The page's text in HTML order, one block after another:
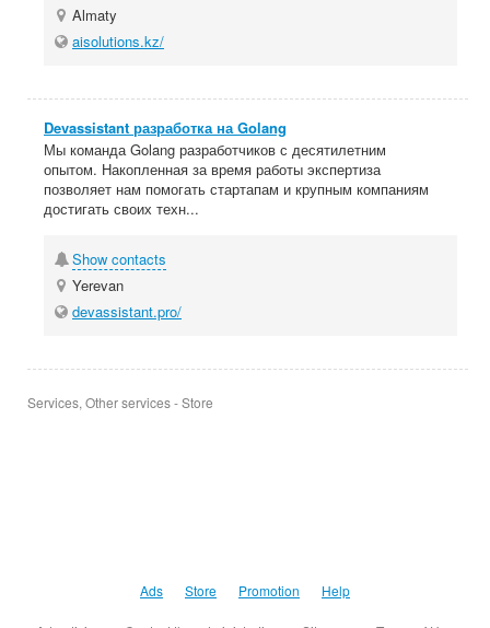
Almaty
aisolutions.kz/
Devassistant разработка на Golang
Мы команда Golang разработчиков с десятилетним
опытом. Накопленная за время работы экспертиза
позволяет нам помогать стартапам и крупным компаниям
достигать своих техн...
Show contacts
Yerevan
devassistant.pro/
Services, Other services - Store
Ads Store Promotion Help